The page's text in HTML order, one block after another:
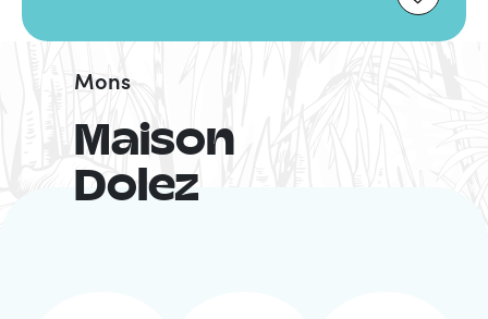
Maison
Dolez
Mons